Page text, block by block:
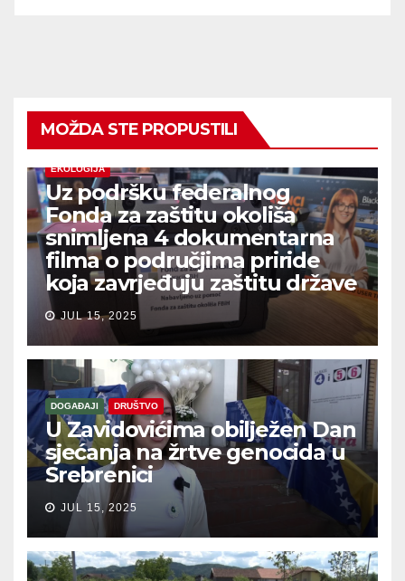
MOŽDA STE PROPUSTILI
EKOLOGIJA
Uz podršku federalnog
Fonda za zaštitu okoliša
snimljena 4 dokumentarna
filma o područjima priride
koja zavrjeđuju zaštitu države
JUL 15, 2025
DOGAĐAJI DRUŠTVO
U Zavidovićima obilježen Dan
sjećanja na žrtve genocida u
Srebrenici
JUL 15, 2025